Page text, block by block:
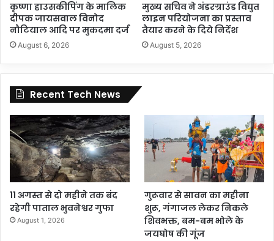
कृष्णा हाउसकीपिंग के मालिक
दीपक जायसवाल विनोद
नौटियाल आदि पर मुकदमा दर्ज
August 6, 2026
मुख्य सचिव ने अंडरग्राउंड विद्युत
लाइन परियोजना का प्रस्ताव
तैयार करने के दिये निर्देश
August 5, 2026
Recent Tech News
11 अगस्त से दो महीने तक बंद
रहेगी पाताल भुवनेश्वर गुफा
August 1, 2026
गुरूवार से सावन का महीना
शुरू, गंगाजल लेकर निकले
शिवभक्त, बम-बम भोले के
जयघोष की गूंज